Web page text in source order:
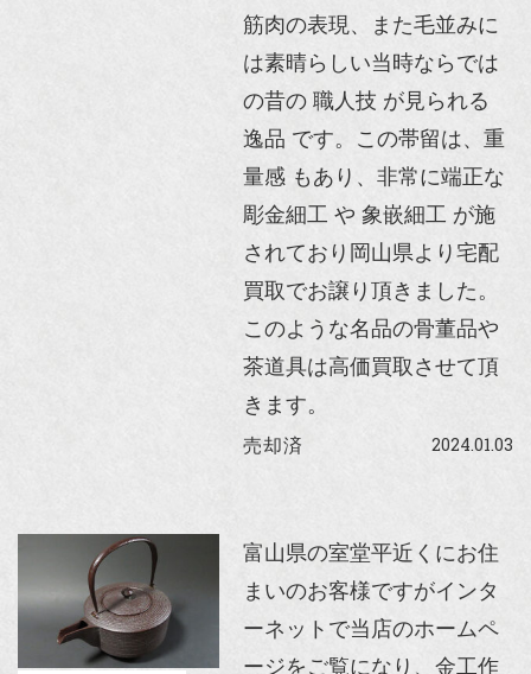
筋肉の表現、また毛並みに
は素晴らしい当時ならでは
の昔の 職人技 が見られる
逸品 です。この帯留は、重
量感 もあり、非常に端正な
彫金細工 や 象嵌細工 が施
されており岡山県より宅配
買取でお譲り頂きました。
このような名品の骨董品や
茶道具は高価買取させて頂
きます。
売却済 2024.01.03
富山県の室堂平近くにお住
まいのお客様ですがインタ
ーネットで当店のホームペ
ージをご覧になり、金工作